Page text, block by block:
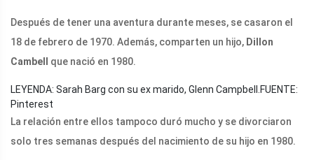
Después de tener una aventura durante meses, se casaron el
18 de febrero de 1970. Además, comparten un hijo, Dillon
Cambell que nació en 1980.
LEYENDA: Sarah Barg con su ex marido, Glenn Campbell.
FUENTE:
Pinterest
La relación entre ellos tampoco duró mucho y se divorciaron
solo tres semanas después del nacimiento de su hijo en 1980.